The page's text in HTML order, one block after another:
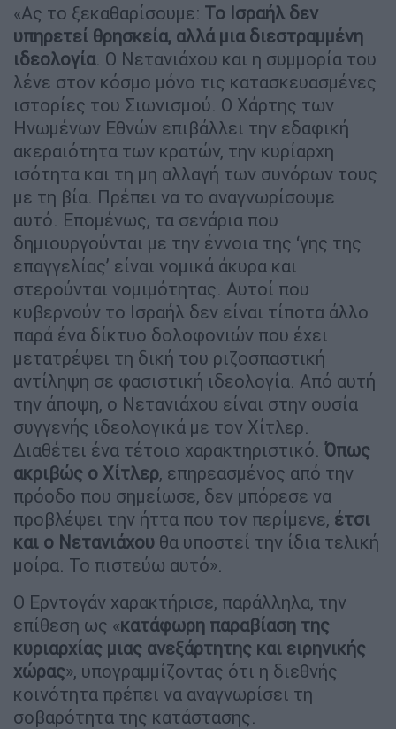
«Ας το ξεκαθαρίσουμε: Το Ισραήλ δεν
υπηρετεί θρησκεία, αλλά μια διεστραμμένη
ιδεολογία. Ο Νετανιάχου και η συμμορία του
λένε στον κόσμο μόνο τις κατασκευασμένες
ιστορίες του Σιωνισμού. Ο Χάρτης των
Ηνωμένων Εθνών επιβάλλει την εδαφική
ακεραιότητα των κρατών, την κυρίαρχη
ισότητα και τη μη αλλαγή των συνόρων τους
με τη βία. Πρέπει να το αναγνωρίσουμε
αυτό. Επομένως, τα σενάρια που
δημιουργούνται με την έννοια της ‘γης της
επαγγελίας’ είναι νομικά άκυρα και
στερούνται νομιμότητας. Αυτοί που
κυβερνούν το Ισραήλ δεν είναι τίποτα άλλο
παρά ένα δίκτυο δολοφονιών που έχει
μετατρέψει τη δική του ριζοσπαστική
αντίληψη σε φασιστική ιδεολογία. Από αυτή
την άποψη, ο Νετανιάχου είναι στην ουσία
συγγενής ιδεολογικά με τον Χίτλερ.
Διαθέτει ένα τέτοιο χαρακτηριστικό. Όπως
ακριβώς ο Χίτλερ, επηρεασμένος από την
πρόοδο που σημείωσε, δεν μπόρεσε να
προβλέψει την ήττα που τον περίμενε, έτσι
και ο Νετανιάχου θα υποστεί την ίδια τελική
μοίρα. Το πιστεύω αυτό».
Ο Ερντογάν χαρακτήρισε, παράλληλα, την
επίθεση ως «κατάφωρη παραβίαση της
κυριαρχίας μιας ανεξάρτητης και ειρηνικής
χώρας», υπογραμμίζοντας ότι η διεθνής
κοινότητα πρέπει να αναγνωρίσει τη
σοβαρότητα της κατάστασης.